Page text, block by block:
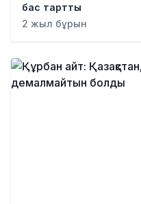
бас тартты
2 жыл бұрын